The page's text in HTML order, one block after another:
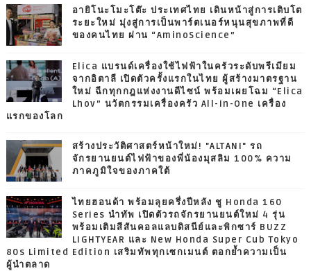
อายิโนะโมะโต๊ะ ประเทศไทย เดินหน้าสู่การเติบโต
ระยะใหม่ มุ่งสู่การเป็นพาร์ตเนอร์หนุนสุขภาพที่ดี
ของคนไทย ผ่าน “AminoScience”
Elica แบรนด์เครื่องใช้ไฟฟ้าในครัวระดับพรีเมียม
จากอิตาลี เปิดตัวครั้งแรกในไทย ผู้สร้างมาตรฐาน
ใหม่ ฉีกทุกกฎแห่งงานดีไซน์ พร้อมเผยโฉม “Elica
Lhov” นวัตกรรมเครื่องครัว All-in-One เครื่อง
แรกของโลก
สร้างประวัติศาสตร์หน้าใหม่! "ALTANI" รถ
จักรยานยนต์ไฟฟ้าของพี่น้องมุสลิม 100% ความ
ภาคภูมิใจของภาคใต้
ไทยฮอนด้า พร้อมลุยครึ่งปีหลัง ชู Honda 160
Series นำทัพ เปิดตัวรถจักรยานยนต์ใหม่ 4 รุ่น
พร้อมเติมสีสันคอลแลบดิสนีย์และพิกซาร์ BUZZ
LIGHTYEAR และ New Honda Super Cub Tokyo
80s Limited Edition เสริมทัพทุกเซกเมนต์ ตอกย้ำความเป็น
ผู้นำตลาด